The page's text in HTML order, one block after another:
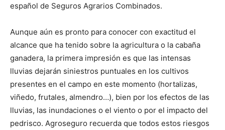
español de Seguros Agrarios Combinados.
Aunque aún es pronto para conocer con exactitud el
alcance que ha tenido sobre la agricultura o la cabaña
ganadera, la primera impresión es que las intensas
lluvias dejarán siniestros puntuales en los cultivos
presentes en el campo en este momento (hortalizas,
viñedo, frutales, almendro…), bien por los efectos de las
lluvias, las inundaciones o el viento o por el impacto del
pedrisco. Agroseguro recuerda que todos estos riesgos